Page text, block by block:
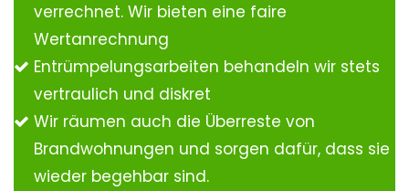
verrechnet. Wir bieten eine faire
Wertanrechnung
Entrümpelungsarbeiten behandeln wir stets
vertraulich und diskret
Wir räumen auch die Überreste von
Brandwohnungen und sorgen dafür, dass sie
wieder begehbar sind.